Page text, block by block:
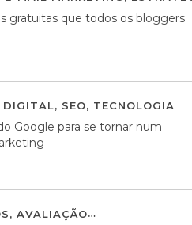
gratuitas que todos os bloggers
DIGITAL, SEO, TECNOLOGIA
Google para se tornar num
, AVALIAÇÃO